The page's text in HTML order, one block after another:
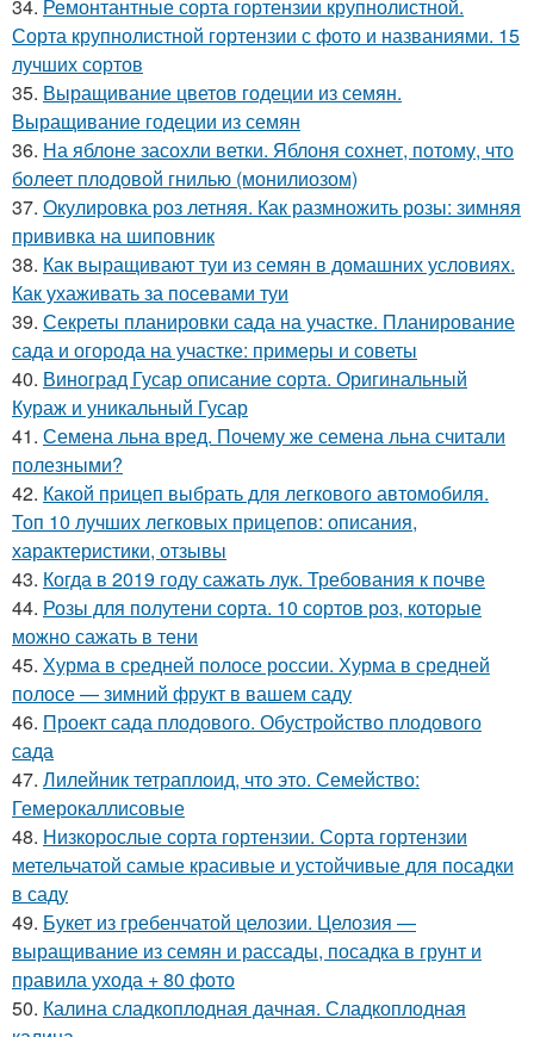
34. Ремонтантные сорта гортензии крупнолистной.
Сорта крупнолистной гортензии с фото и названиями. 15
лучших сортов
35. Выращивание цветов годеции из семян.
Выращивание годеции из семян
36. На яблоне засохли ветки. Яблоня сохнет, потому, что
болеет плодовой гнилью (монилиозом)
37. Окулировка роз летняя. Как размножить розы: зимняя
прививка на шиповник
38. Как выращивают туи из семян в домашних условиях.
Как ухаживать за посевами туи
39. Секреты планировки сада на участке. Планирование
сада и огорода на участке: примеры и советы
40. Виноград Гусар описание сорта. Оригинальный
Кураж и уникальный Гусар
41. Семена льна вред. Почему же семена льна считали
полезными?
42. Какой прицеп выбрать для легкового автомобиля.
Топ 10 лучших легковых прицепов: описания,
характеристики, отзывы
43. Когда в 2019 году сажать лук. Требования к почве
44. Розы для полутени сорта. 10 сортов роз, которые
можно сажать в тени
45. Хурма в средней полосе россии. Хурма в средней
полосе — зимний фрукт в вашем саду
46. Проект сада плодового. Обустройство плодового
сада
47. Лилейник тетраплоид, что это. Семейство:
Гемерокаллисовые
48. Низкорослые сорта гортензии. Сорта гортензии
метельчатой самые красивые и устойчивые для посадки
в саду
49. Букет из гребенчатой целозии. Целозия —
выращивание из семян и рассады, посадка в грунт и
правила ухода + 80 фото
50. Калина сладкоплодная дачная. Сладкоплодная